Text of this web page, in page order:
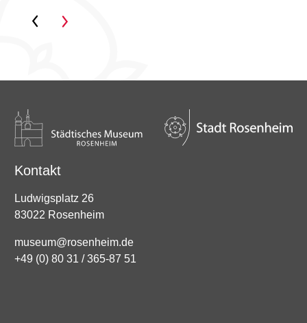
Kontakt
Ludwigsplatz 26
83022 Rosenheim
museum@rosenheim.de
+49 (0) 80 31 / 365-87 51